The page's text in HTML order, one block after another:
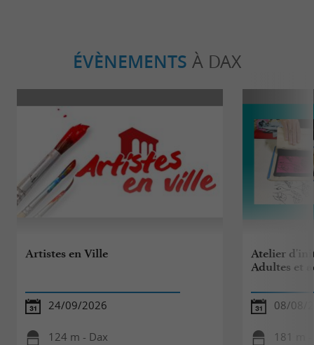
ÉVÈNEMENTS À DAX
Artistes en Ville
24/09/2026
124 m - Dax
Atelier
Adultes et
08/08/
181 m